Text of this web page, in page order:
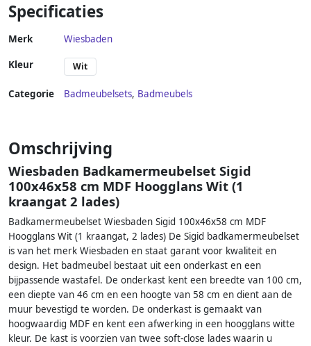
Specificaties
Merk Wiesbaden
Kleur Wit
Categorie Badmeubelsets, Badmeubels
Omschrijving
Wiesbaden Badkamermeubelset Sigid
100x46x58 cm MDF Hoogglans Wit (1
kraangat 2 lades)
Badkamermeubelset Wiesbaden Sigid 100x46x58 cm MDF
Hoogglans Wit (1 kraangat, 2 lades) De Sigid badkamermeubelset
is van het merk Wiesbaden en staat garant voor kwaliteit en
design. Het badmeubel bestaat uit een onderkast en een
bijpassende wastafel. De onderkast kent een breedte van 100 cm,
een diepte van 46 cm en een hoogte van 58 cm en dient aan de
muur bevestigd te worden. De onderkast is gemaakt van
hoogwaardig MDF en kent een afwerking in een hoogglans witte
kleur. De kast is voorzien van twee soft-close lades waarin u